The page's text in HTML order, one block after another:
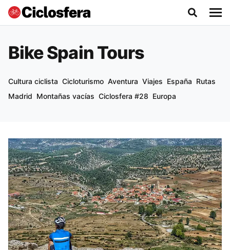
Bike Spain Tours
Cultura ciclista Cicloturismo Aventura Viajes España Rutas
Madrid Montañas vacías Ciclosfera #28 Europa